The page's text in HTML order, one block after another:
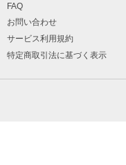
FAQ
お問い合わせ
サービス利用規約
特定商取引法に基づく表示